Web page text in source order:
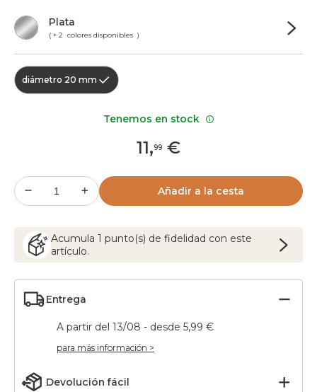
Plata
( + 2 colores disponibles )
diámetro 20 mm
11,99 €
Añadir a la cesta
Acumula 1 punto(s) de fidelidad con este
artículo.
Entrega
A partir del 13/08 - desde 5,99 €
para más información >
Devolución fácil